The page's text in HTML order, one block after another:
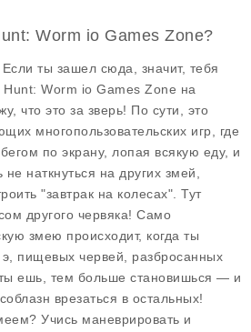
Worm io Games Zone?
ты зашел сюда, значит, тебя
Hunt: Worm io Games Zone на
что это за зверь! По сути, это
многопользовательских игр, где
по экрану, лопая всякую еду, и
наткнуться на других змей,
"завтрак на колесах". Тут
другого червяка! Само
змею происходит, когда ты
пищевых червей, разбросанных
ешь, тем больше становишься — и
врезаться в остальных!
Учись маневрировать и